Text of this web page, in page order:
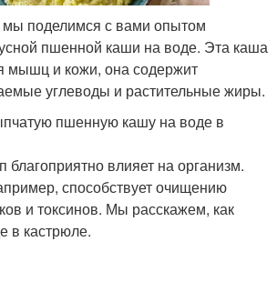
мы поделимся с вами опытом
пшенной каши на воде. Эта каша
мышц и кожи, она содержит
углеводы и растительные жиры.
пшенную кашу на воде в
благоприятно влияет на организм.
способствует очищению
и токсинов. Мы расскажем, как
в кастрюле.